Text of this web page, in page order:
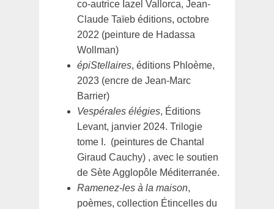
co-autrice Iazel Vallorca, Jean-
Claude Taïeb éditions, octobre
2022 (peinture de Hadassa
Wollman)
épiStellaires, éditions Phloème,
2023 (encre de Jean-Marc
Barrier)
Vespérales élégies, Éditions
Levant, janvier 2024. Trilogie
tome I. (peintures de Chantal
Giraud Cauchy) , avec le soutien
de Sète Agglopôle Méditerranée.
Ramenez-les à la maison,
poèmes, collection Étincelles du